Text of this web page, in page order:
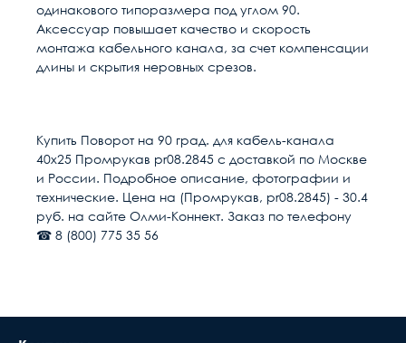
одинакового типоразмера под углом 90.
Аксессуар повышает качество и скорость
монтажа кабельного канала, за счет компенсации
длины и скрытия неровных срезов.
Тип Угол плоский
Исполнение Миниканал
Материал Пластик
Условия доставки
Доставка осуществляется в течении 2-4
рабочих дней после поступления оплаты на
наш расчётный счёт
Купить Поворот на 90 град. для кабель-канала
40х25 Промрукав pr08.2845 с доставкой по Москве
и России. Подробное описание, фотографии и
технические. Цена на (Промрукав, pr08.2845) - 30.4
руб. на сайте Олми-Коннект. Заказ по телефону
☎ 8 (800) 775 35 56